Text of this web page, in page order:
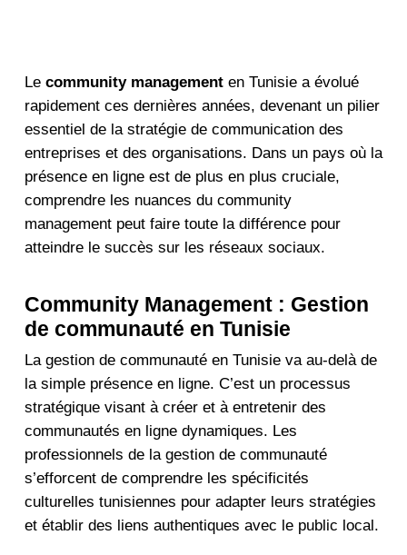
Le community managementen Tunisie a évolué
rapidement ces dernières années, devenant un pilier
essentiel de la stratégie de communication des
entreprises et des organisations. Dans un pays où la
présence en ligne est de plus en plus cruciale,
comprendre les nuances du community
management peut faire toute la différence pour
atteindre le succès sur les réseaux sociaux.
Community Management : Gestion
de communauté en Tunisie
La gestion de communauté en Tunisie va au-delà de
la simple présence en ligne. C’est un processus
stratégique visant à créer et à entretenir des
communautés en ligne dynamiques. Les
professionnels de la gestion de communauté
s’efforcent de comprendre les spécificités
culturelles tunisiennes pour adapter leurs stratégies
et établir des liens authentiques avec le public local.